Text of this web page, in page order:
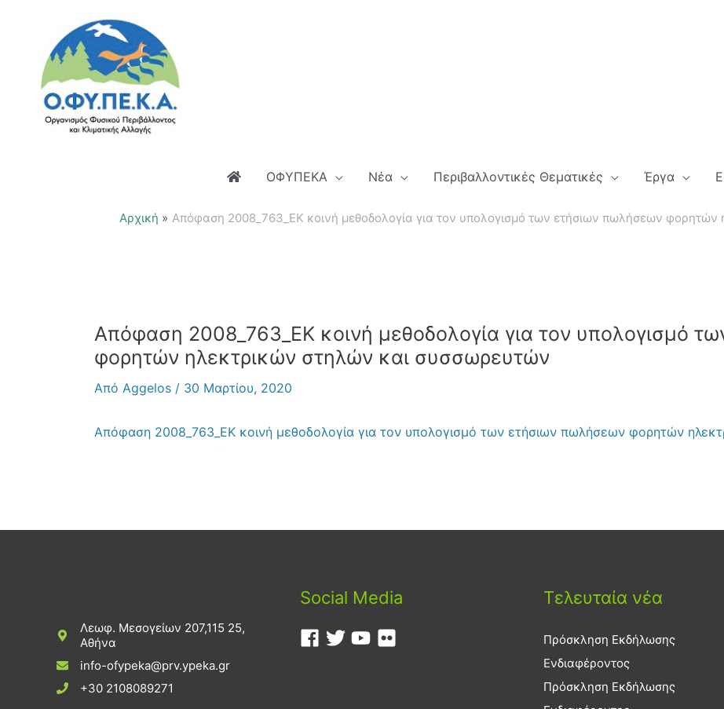
περιεχόμενο
ΟΦΥΠΕΚΑ Νέα Περιβαλλοντικές Θεματικές Έργα
Αρχική Απόφαση 2008_763_ΕΚ κοινή μεθοδολογία για τον υπολογισμό των ετήσιων πωλήσεων
Απόφαση 2008_763_ΕΚ κοινή μεθοδολογία για τον υπολογισμό
φορητών ηλεκτρικών στηλών και συσσωρευτών
Από Aggelos / 30 Μαρτίου, 2020
Απόφαση 2008_763_ΕΚ κοινή μεθοδολογία για τον υπολογισμό των ετήσιων πωλήσεων φορητών
Λεωφ. Μεσογείων 207,115 25,
Αθήνα
info-ofypeka@prv.ypeka.gr
+30 2108089271
Social Media Τελευταία νέα
Πρόσκληση Εκδήλωσης
Ενδιαφέροντος
Πρόσκληση Εκδήλωσης